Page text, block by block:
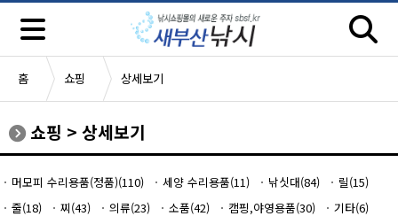
홈 쇼핑 상세보기
쇼핑 > 상세보기
머모피 수리용품(정품)(110) 세양 수리용품(11) 낚싯대(84)
릴(15)
줄(18)
찌(43) 의류(23) 소품(42) 캠핑,야영용품(30)
기타(6)